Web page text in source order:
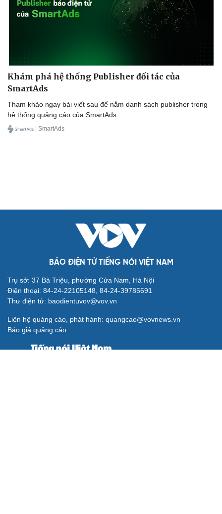
Khám phá hệ thống Publisher đối tác của
SmartAds
Tham khảo ngay bài viết sau để nắm danh sách publisher trong
hệ thống quảng cáo của SmartAds.
| SmartAds
BÁO ĐIỆN TỬ TIẾNG NÓI VIỆT NAM
Trụ sở: 37 Bà Triệu, phường Cửa Nam, Hà Nội
Điện thoại: 84-24-22105148, 84-24-39785691
Thư điện tử: baodientuvov@vov.vn
Liên hệ quảng cáo, phát hành: quangcao@vovnews.vn
Báo giá quảng cáo
Báo in xuất bản thứ Năm hàng tuần